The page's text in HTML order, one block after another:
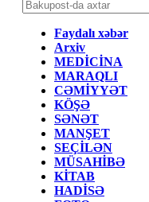
Faydalı xəbər
Arxiv
MEDİCİNA
MARAQLI
CƏMİYYƏT
KÖŞƏ
SƏNƏT
MANŞET
SEÇİLƏN
MÜSAHİBƏ
KİTAB
HADİSƏ